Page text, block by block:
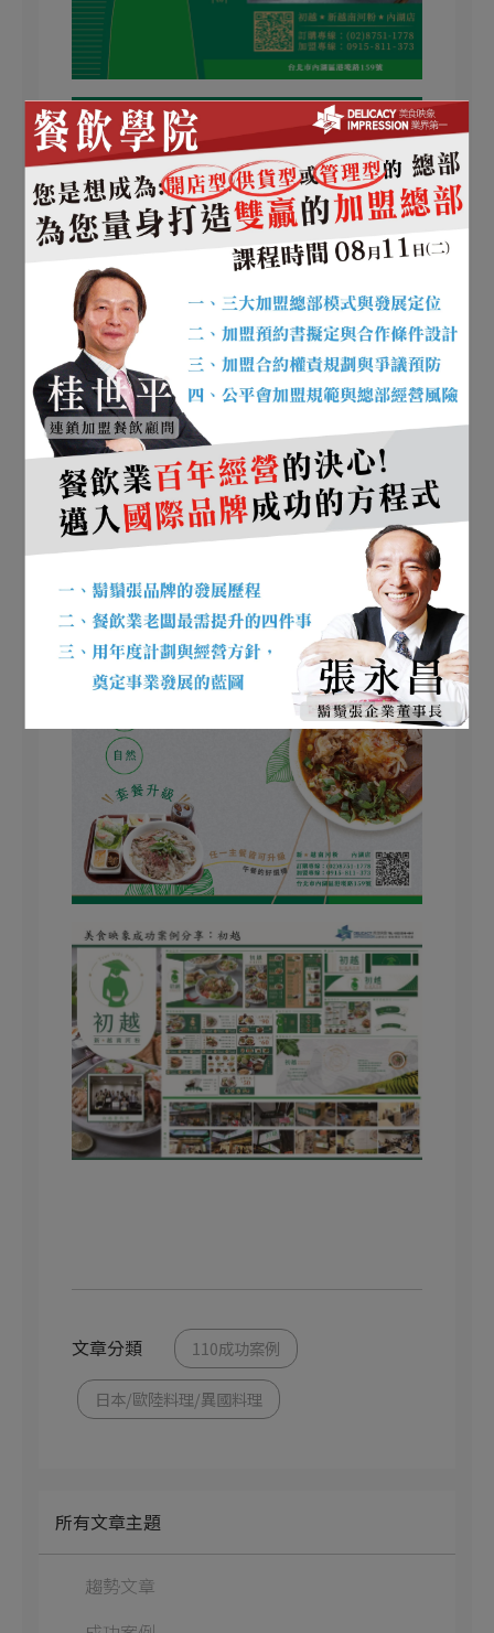
文章分類 110成功案例
日本/歐陸料理/異國料理
所有文章主題
趨勢文章